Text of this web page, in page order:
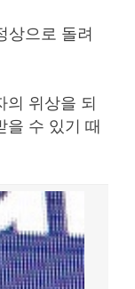
상으로 돌려
위상을 되
을 수 있기 때